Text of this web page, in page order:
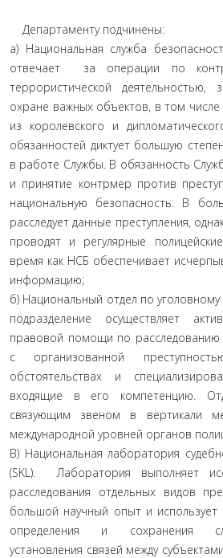
Департаменту подчинены:
а) Национальная служба
отвечает за операции по
террористической деятельностью,
охране важных объектов, в том
из королевского и
обязанностей диктует большую
в работе Службы. В обязанность
и принятие контрмер против
национальную безопасность. В
расследует данные преступления,
проводят и регулярные
время как НСБ обеспечивает
информацию;
б) Национальный отдел по
подразделение осуществляет
правовой помощи по расследованию
с организованной
обстоятельствах и
входящие в его компетенцию.
связующим звеном в вертикали
международной уровней органов
В) Национальная лаборатория
(SKL). Лаборатория выполняет
расследования отдельных видов
большой научный опыт и использует
определения и сохранения
установления связей между